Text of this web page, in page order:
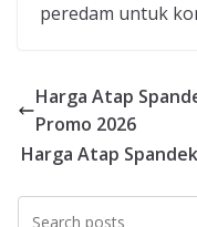
peredam untuk
Harga Atap
Promo 2026
Harga Atap